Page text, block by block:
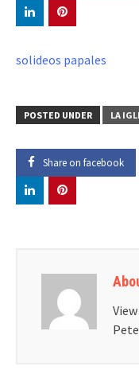
solideos papales
POSTED UNDER LA
Share on facebook